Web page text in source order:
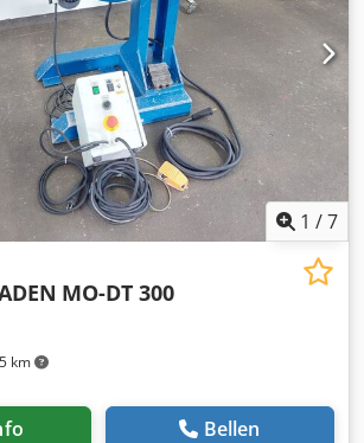
1 /7
km
MO-DT 300
Bellen